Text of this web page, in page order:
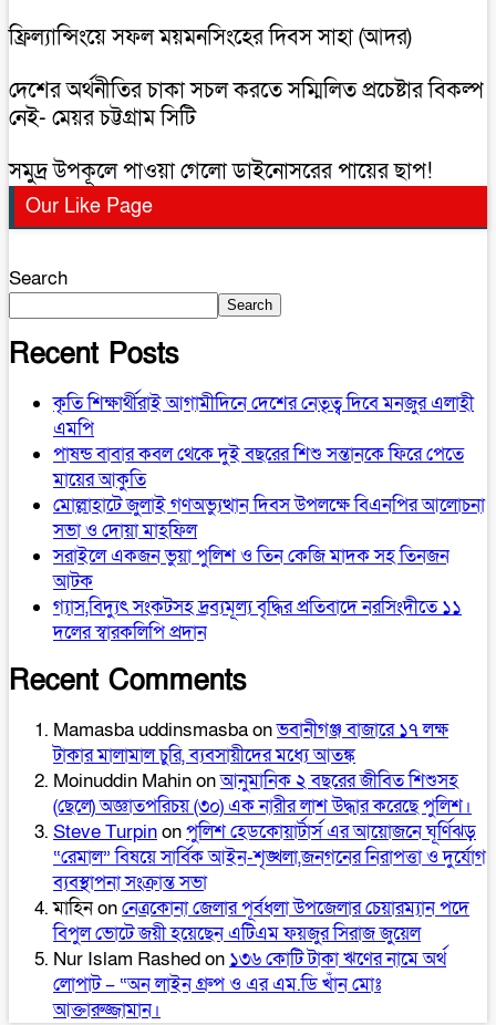
ফ্রিল্যান্সিংয়ে সফল ময়মনসিংহের দিবস সাহা (আদর)
দেশের অর্থনীতির চাকা সচল করতে সম্মিলিত প্রচেষ্টার বিকল্প
নেই- মেয়র চট্টগ্রাম সিটি
সমুদ্র উপকূলে পাওয়া গেলো ডাইনোসরের পায়ের ছাপ!
Our Like Page
Search
Search
Recent Posts
কৃতি শিক্ষার্থীরাই আগামীদিনে দেশের নেতৃত্ব দিবে মনজুর এলাহী
এমপি
পাষন্ড বাবার কবল থেকে দুই বছরের শিশু সন্তানকে ফিরে পেতে
মায়ের আকুতি
মোল্লাহাটে জুলাই গণঅভ্যুত্থান দিবস উপলক্ষে বিএনপির আলোচনা
সভা ও দোয়া মাহফিল
সরাইলে একজন ভুয়া পুলিশ ও তিন কেজি মাদক সহ তিনজন
আটক
গ্যাস,বিদ্যুৎ সংকটসহ দ্রব্যমূল্য বৃদ্ধির প্রতিবাদে নরসিংদীতে ১১
দলের স্বারকলিপি প্রদান
Recent Comments
Mamasba uddinsmasbaonভবানীগঞ্জ বাজারে ১৭ লক্ষ
টাকার মালামাল চুরি, ব্যবসায়ীদের মধ্যে আতঙ্ক
Moinuddin Mahinonআনুমানিক ২ বছরের জীবিত শিশুসহ
(ছেলে) অজ্ঞাতপরিচয় (৩০) এক নারীর লাশ উদ্ধার করেছে পুলিশ।
Steve Turpinonপুলিশ হেডকোয়ার্টার্স এর আয়োজনে ঘূর্ণিঝড়
“রেমাল” বিষয়ে সার্বিক আইন-শৃঙ্খলা,জনগনের নিরাপত্তা ও দুর্যোগ
ব্যবস্থাপনা সংক্রান্ত সভা
মাহিনonনেত্রকোনা জেলার পূর্বধলা উপজেলার চেয়ারম্যান পদে
বিপুল ভোটে জয়ী হয়েছেন এটিএম ফয়জুর সিরাজ জুয়েল
Nur Islam Rashedon ১৩৬ কোটি টাকা ঋণের নামে অর্থ
লোপাট – “অন লাইন গ্রুপ ও এর এম.ডি খাঁন মোঃ
আক্তারুজ্জামান।